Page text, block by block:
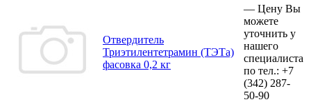
Отвердитель
Триэтилентетрамин (ТЭТа)
фасовка 0,2 кг
— Цену Вы
можете
уточнить у
нашего
специалиста
по тел.: +7
(342) 287-
50-90